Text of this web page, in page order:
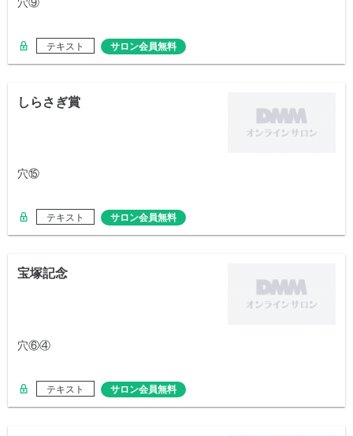
穴⑨
テキスト サロン会員無料
しらさぎ賞
穴⑮
テキスト サロン会員無料
宝塚記念
穴⑥④
テキスト サロン会員無料